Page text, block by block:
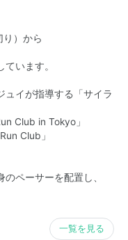
）から
います。
ュイが指導する「サイラ
Club in Tokyo」
Club」
ペーサーを配置し、
一覧を見る